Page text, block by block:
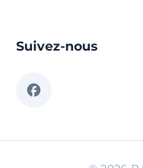
Suivez-nous